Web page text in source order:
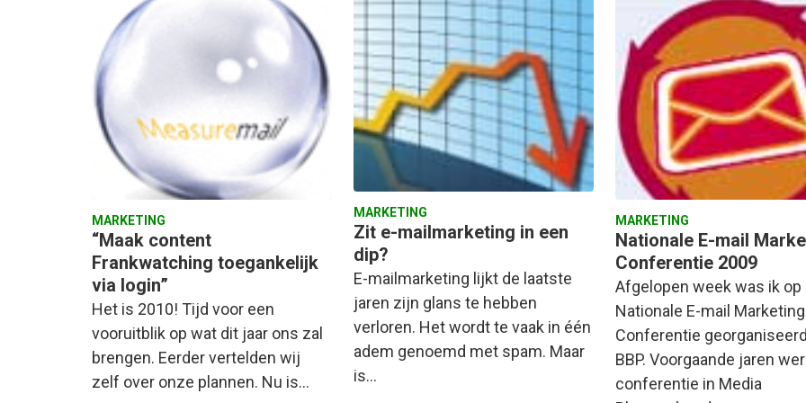
MARKETING
“Maak content
Frankwatching toegankelijk
via login”
Het is 2010! Tijd voor een
vooruitblik op wat dit jaar ons zal
brengen. Eerder vertelden wij
zelf over onze plannen. Nu is…
MARKETING
Zit e-mailmarketing in een
dip?
E-mailmarketing lijkt de laatste
jaren zijn glans te hebben
verloren. Het wordt te vaak in één
adem genoemd met spam. Maar
is…
MARKETING
Nationale E-mail
Conferentie 2009
Afgelopen week was ik op
Nationale E-mail Marketing
Conferentie
BBP. Voorgaande jaren
conferentie in Media